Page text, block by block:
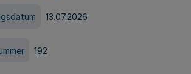
13.07.2026
192